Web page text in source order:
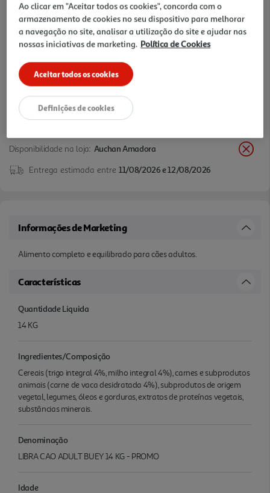
39,95 €
+10% DESC. IMEDIATO PET CLUB
10% de desconto imediato exclusivo para membros do
Pet Club em artigos de marcas especialistas da categoria
O Meu Pet.
Disponibilidade na loja: Auchan Amadora
Entrega estimada entre 11/08/2026 e 12/08/2026
Informações de Marketing
Alimento completo e equilibrado para cães adultos.
Características
Quantidade Liquida
14 KG
Ingredientes/Composição
Cereais (trigo integral 4%, milho integral 4%), carnes e subprodutos
animais (carne de vaca desidratada 4%), subprodutos de origem
vegetal, legumes, óleos e gorduras, extratos de proteínas vegetais,
substâncias minerais.
Denominação
LIBRA CAO ADULT BUEY 14 KG - PROMO
Idade
Ao clicar em "Aceitar todos os cookies", concorda com o
armazenamento de cookies no seu dispositivo para melhorar
a navegação no site, analisar a utilização do site e ajudar nas
nossas iniciativas de marketing. Política de Cookies
Aceitar todos os cookies
Definições de cookies